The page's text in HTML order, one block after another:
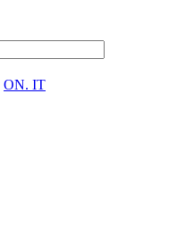
ON. IT